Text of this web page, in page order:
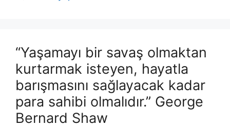
“Yaşamayı bir savaş olmaktan
kurtarmak isteyen, hayatla
barışmasını sağlayacak kadar
para sahibi olmalıdır.” George
Bernard Shaw